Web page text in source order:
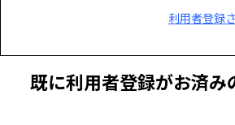
利用者登録
既に利用者登録がお済み